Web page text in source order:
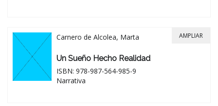
Carnero de Alcolea, Marta
Un Sueño Hecho Realidad
ISBN: 978-987-564-985-9
Narrativa
AMPLIAR